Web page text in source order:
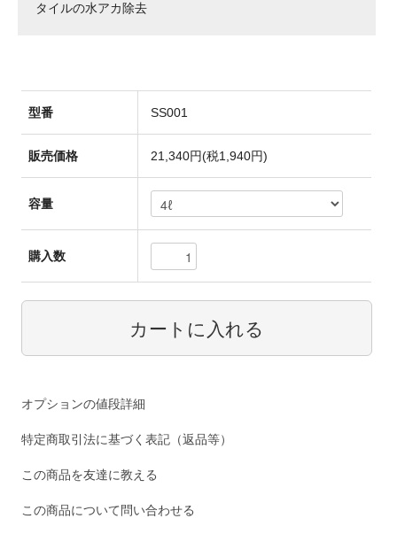
タイルの水アカ除去
型番 SS001
販売価格 21,340円(税1,940円)
容量
購入数
オプションの値段詳細
特定商取引法に基づく表記（返品等）
この商品を友達に教える
この商品について問い合わせる